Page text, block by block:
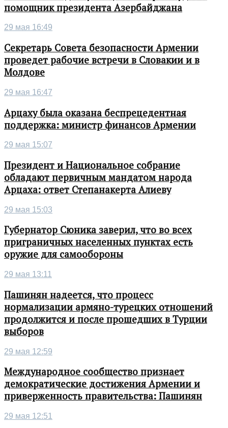
помощник президента Азербайджана
29 мая 16:49
Секретарь Совета безопасности Армении
проведет рабочие встречи в Словакии и в
Молдове
29 мая 16:47
Арцаху была оказана беспрецедентная
поддержка: министр финансов Армении
29 мая 15:07
Президент и Национальное собрание
обладают первичным мандатом народа
Арцаха: ответ Степанакерта Алиеву
29 мая 15:03
Губернатор Сюника заверил, что во всех
приграничных населенных пунктах есть
оружие для самообороны
29 мая 13:11
Пашинян надеется, что процесс
нормализации армяно-турецких отношений
продолжится и после прошедших в Турции
выборов
29 мая 12:59
Международное сообщество признает
демократические достижения Армении и
приверженность правительства: Пашинян
29 мая 12:51